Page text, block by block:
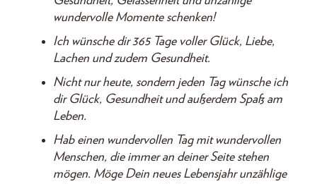
wundervolle Momente schenken!
Ich wünsche dir 365 Tage voller Glück, Liebe,
Lachen und zudem Gesundheit.
Nicht nur heute, sondern jeden Tag wünsche ich
dir Glück, Gesundheit und außerdem Spaß am
Leben.
Hab einen wundervollen Tag mit wundervollen
Menschen, die immer an deiner Seite stehen
mögen. Möge Dein neues Lebensjahr unzählige